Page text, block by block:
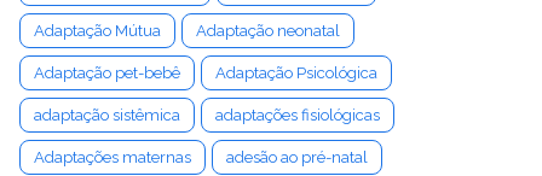
Adaptação Mútua Adaptação neonatal
Adaptação pet-bebê Adaptação Psicológica
adaptação sistêmica adaptações fisiológicas
Adaptações maternas adesão ao pré-natal